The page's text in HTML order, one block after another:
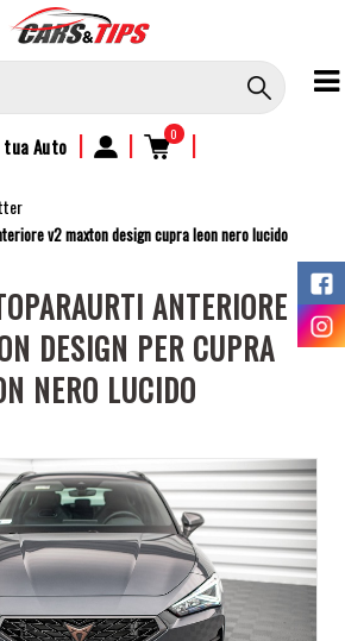
tuaAuto | | 0 |
v2 maxton design cupra leon nero lucido
ANTERIORE
DESIGN PER CUPRA
NERO LUCIDO